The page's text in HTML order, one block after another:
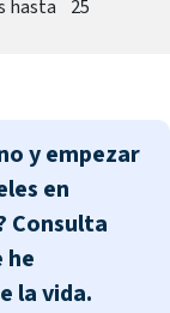
hasta
25
y empezar
en
Consulta
he
la vida.